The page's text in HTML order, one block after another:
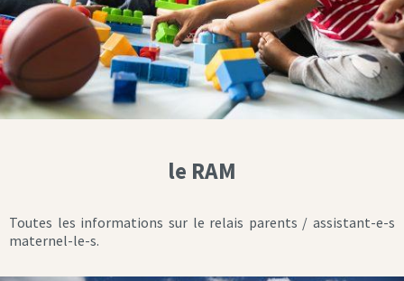
le RAM
Toutes les informations sur le relais parents / assistant-e-s
maternel-le-s.